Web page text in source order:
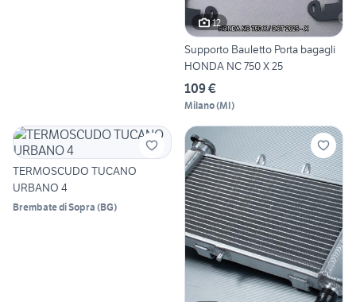
12
Supporto Bauletto Porta bagagli
HONDA NC 750 X 25
109 €
Milano(MI)
TERMOSCUDO TUCANO
URBANO 4
Brembate di Sopra (BG)